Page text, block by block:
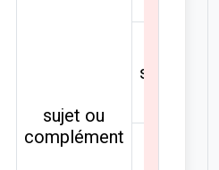
sujet ou
complément
singulier